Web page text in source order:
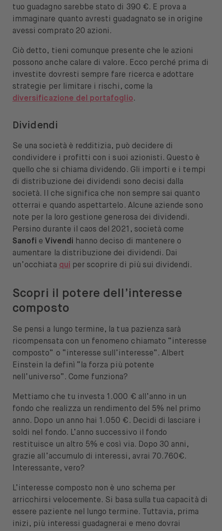
tuo guadagno sarebbe stato di 390 €. E prova a
immaginare quanto avresti guadagnato se in origine
avessi comprato 20 azioni.
Ciò detto, tieni comunque presente che le azioni
possono anche calare di valore. Ecco perché prima di
investite dovresti sempre fare ricerca e adottare
strategie per limitare i rischi, come la
diversificazione del portafoglio.
Dividendi
Se una società è redditizia, può decidere di
condividere i profitti con i suoi azionisti. Questo è
quello che si chiama dividendo. Gli importi e i tempi
di distribuzione dei dividendi sono decisi dalla
società. Il che significa che non sempre sai quanto
otterrai e quando aspettartelo. Alcune aziende sono
note per la loro gestione generosa dei dividendi.
Persino durante il caos del 2021, società come
Sanofi e Vivendi hanno deciso di mantenere o
aumentare la distribuzione dei dividendi. Dai
un’occhiata qui per scoprire di più sui dividendi.
Scopri il potere dell’interesse
composto
Se pensi a lungo termine, la tua pazienza sarà
ricompensata con un fenomeno chiamato “interesse
composto” o “interesse sull’interesse”. Albert
Einstein la definì “la forza più potente
nell’universo”. Come funziona?
Mettiamo che tu investa 1.000 € all’anno in un
fondo che realizza un rendimento del 5% nel primo
anno. Dopo un anno hai 1.050 €. Decidi di lasciare i
soldi nel fondo. L’anno successivo il fondo
restituisce un altro 5% e così via. Dopo 30 anni,
grazie all’accumulo di interessi, avrai 70.760€.
Interessante, vero?
L’interesse composto non è uno schema per
arricchirsi velocemente. Si basa sulla tua capacità di
essere paziente nel lungo termine. Tuttavia, prima
inizi, più interessi guadagnerai e meno dovrai